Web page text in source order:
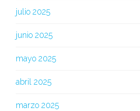
julio 2025
junio 2025
mayo 2025
abril 2025
marzo 2025